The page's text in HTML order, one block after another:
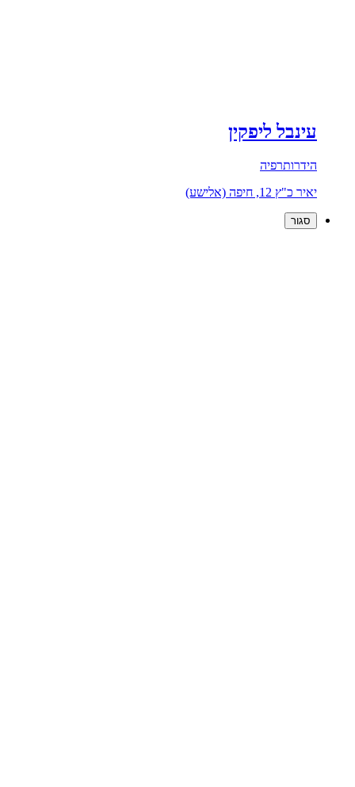
עינבל ליפקין
הידרותרפיה
יאיר כ"ץ 12, חיפה (אלישע)
סגור